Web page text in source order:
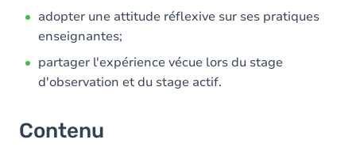
adopter une attitude réflexive sur ses pratiques
enseignantes;
partager l'expérience vécue lors du stage
d'observation et du stage actif.
Contenu